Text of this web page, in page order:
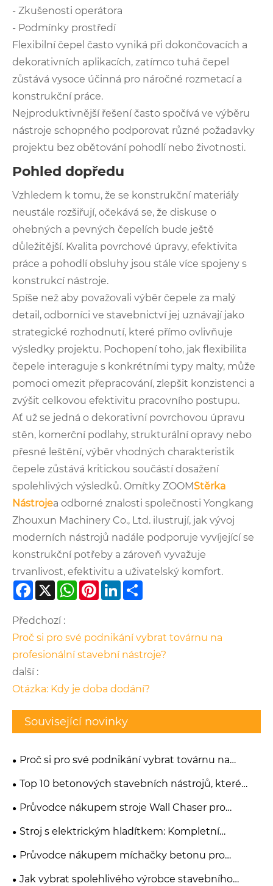
- Zkušenosti operátora
- Podmínky prostředí
Flexibilní čepel často vyniká při dokončovacích a
dekorativních aplikacích, zatímco tuhá čepel
zůstává vysoce účinná pro náročné rozmetací a
konstrukční práce.
Nejproduktivnější řešení často spočívá ve výběru
nástroje schopného podporovat různé požadavky
projektu bez obětování pohodlí nebo životnosti.
Pohled dopředu
Vzhledem k tomu, že se konstrukční materiály
neustále rozšiřují, očekává se, že diskuse o
ohebných a pevných čepelích bude ještě
důležitější. Kvalita povrchové úpravy, efektivita
práce a pohodlí obsluhy jsou stále více spojeny s
konstrukcí nástroje.
Spíše než aby považovali výběr čepele za malý
detail, odborníci ve stavebnictví jej uznávají jako
strategické rozhodnutí, které přímo ovlivňuje
výsledky projektu. Pochopení toho, jak flexibilita
čepele interaguje s konkrétními typy malty, může
pomoci omezit přepracování, zlepšit konzistenci a
zvýšit celkovou efektivitu pracovního postupu.
Ať už se jedná o dekorativní povrchovou úpravu
stěn, komerční podlahy, strukturální opravy nebo
přesné leštění, výběr vhodných charakteristik
čepele zůstává kritickou součástí dosažení
spolehlivých výsledků. Omítky ZOOMStěrka
Nástrojea odborné znalosti společnosti Yongkang
Zhouxun Machinery Co., Ltd. ilustrují, jak vývoj
moderních nástrojů nadále podporuje vyvíjející se
konstrukční potřeby a zároveň vyvažuje
trvanlivost, efektivitu a uživatelský komfort.
Facebook
X WhatsApp
PinterestLinkedIn
Předchozí :
Proč si pro své podnikání vybrat továrnu na
profesionální stavební nástroje?
další :
Otázka: Kdy je doba dodání?
Související novinky
Proč si pro své podnikání vybrat továrnu na
profesionální stavební nástroje?
Top 10 betonových stavebních nástrojů, které
každý dodavatel potřebuje
Průvodce nákupem stroje Wall Chaser pro
elektrikáře a stavitele
Stroj s elektrickým hladítkem: Kompletní
průvodce pro konečnou úpravu betonových
Průvodce nákupem míchačky betonu pro
dodavatele
Jak vybrat spolehlivého výrobce stavebního